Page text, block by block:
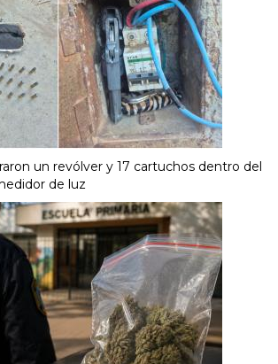
un revólver y 17 cartuchos dentro del
de luz